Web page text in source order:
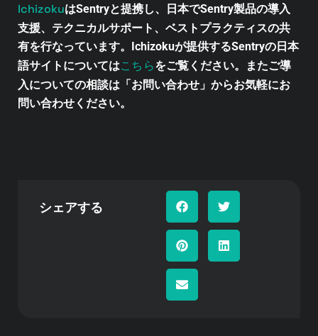
IchizokuはSentryと提携し、日本でSentry製品の導入
支援、テクニカルサポート、ベストプラクティスの共
有を行なっています。Ichizokuが提供するSentryの日本
語サイトについてはこちらをご覧ください。またご導
入についての相談は「お問い合わせ」からお気軽にお
問い合わせください。
シェアする